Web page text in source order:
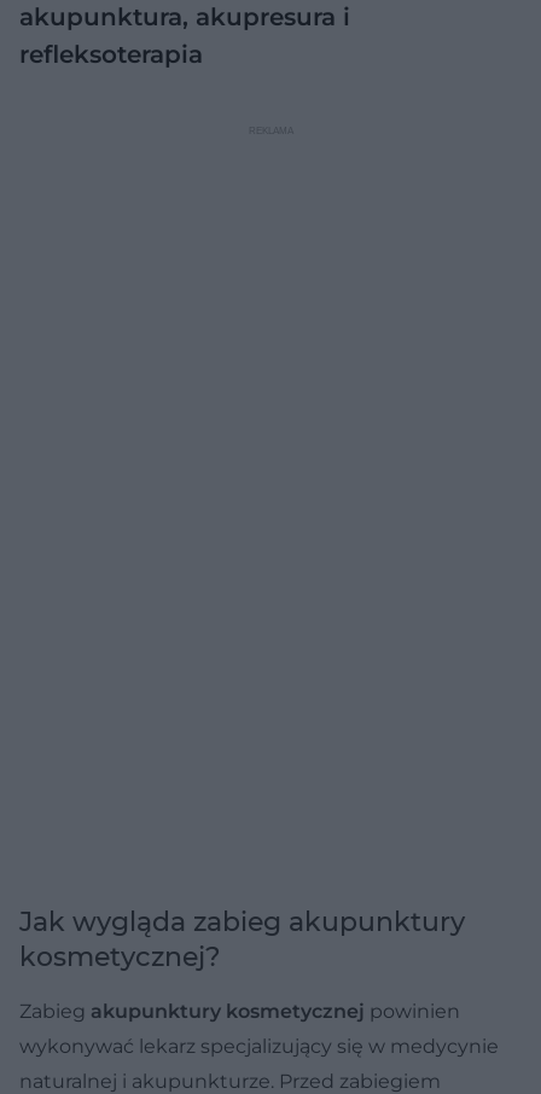
akupunktura, akupresura i
refleksoterapia
Jak wygląda zabieg akupunktury
kosmetycznej?
Zabieg akupunktury kosmetycznej powinien
wykonywać lekarz specjalizujący się w medycynie
naturalnej i akupunkturze. Przed zabiegiem